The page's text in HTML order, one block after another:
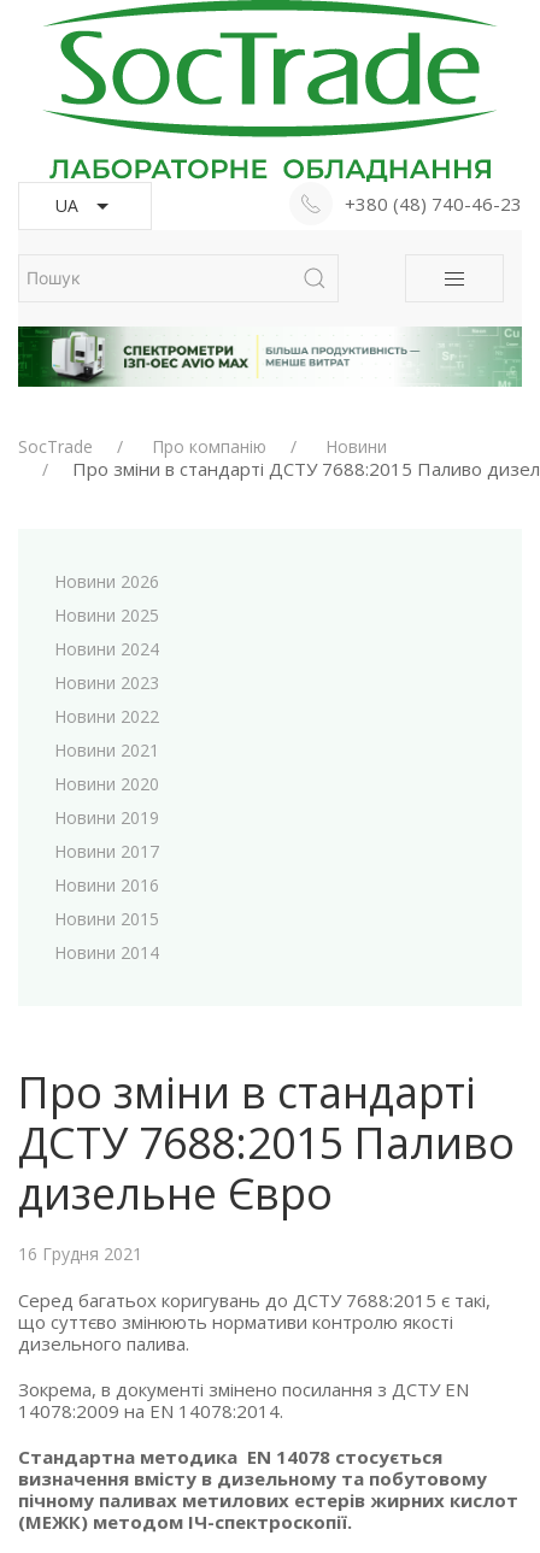
UA +380 (48) 740-46-23
SocTrade Про компанію Новини
Про зміни в стандарті ДСТУ 7688:2015 Паливо
Новини 2026
Новини 2025
Новини 2024
Новини 2023
Новини 2022
Новини 2021
Новини 2020
Новини 2019
Новини 2017
Новини 2016
Новини 2015
Новини 2014
Про зміни в стандарті
ДСТУ 7688:2015 Паливо
дизельне Євро
16 Грудня 2021
Серед багатьох коригувань до ДСТУ 7688:2015 є такі,
що суттєво змінюють нормативи контролю якості
дизельного палива.
Зокрема, в документі змінено посилання з ДСТУ EN
14078:2009 на EN 14078:2014.
Стандартна методика EN 14078 стосується
визначення вмісту в дизельному та побутовому
пічному паливах метилових естерів жирних кислот
(МЕЖК) методом ІЧ-спектроскопії.